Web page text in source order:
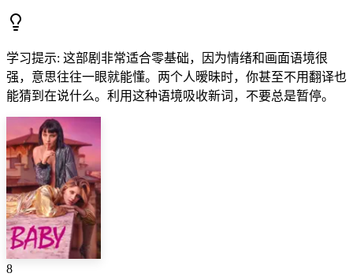
学习提示: 这部剧非常适合零基础，因为情绪和画面语境很
强，意思往往一眼就能懂。两个人暧昧时，你甚至不用翻译也
能猜到在说什么。利用这种语境吸收新词，不要总是暂停。
8